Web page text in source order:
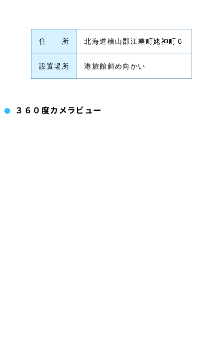
住 所 北海道檜山郡江差町姥神町６
設置場所 港旅館斜め向かい
３６０度カメラビュー